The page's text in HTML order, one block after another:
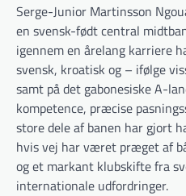
Serge-Junior Martinsson
en svensk-født central
igennem en årelang karriere
svensk, kroatisk og – ifølge
samt på det gabonesiske A-
kompetence, præcise
store dele af banen har gjort
hvis vej har været præget af
og et markant klubskifte fra
internationale udfordringer.